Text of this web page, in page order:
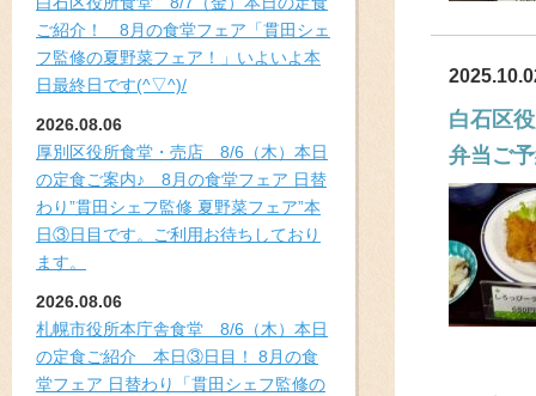
ご紹介！ 8月の食堂フェア「貫田シェ
フ監修の夏野菜フェア！」いよいよ本
日最終日です(^▽^)/
2026.08.06
厚別区役所食堂・売店 8/6（木）本日
の定食ご案内♪ 8月の食堂フェア 日替
わり”貫田シェフ監修 夏野菜フェア”本
日③日目です。ご利用お待ちしており
ます。
2026.08.06
札幌市役所本庁舎食堂 8/6（木）本日
の定食ご紹介 本日③日目！ 8月の食
堂フェア 日替わり「貫田シェフ監修の
白石区
弁当ご